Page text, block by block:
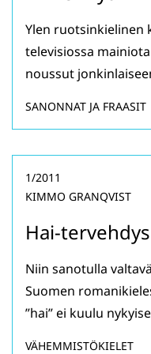
Ylen ruotsinkielinen
televisiossa
noussut
SANONNAT JA FRAASIT
Hai-
1/2011
KIMMO GRANQVIST
Niin sanotulla
Suomen
”hai” ei kuulu
VÄHEMMISTÖKIELET